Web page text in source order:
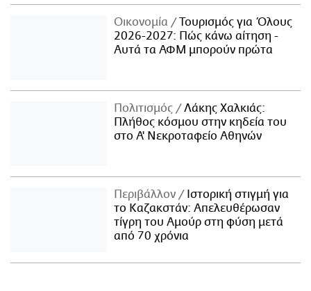
Οικονομία
Τουρισμός για Όλους
2026-2027: Πώς κάνω αίτηση -
Αυτά τα ΑΦΜ μπορούν πρώτα
Πολιτισμός
Λάκης Χαλκιάς:
Πλήθος κόσμου στην κηδεία του
στο Α' Νεκροταφείο Αθηνών
Περιβάλλον
Ιστορική στιγμή για
το Καζακστάν: Απελευθέρωσαν
τίγρη του Αμούρ στη φύση μετά
από 70 χρόνια